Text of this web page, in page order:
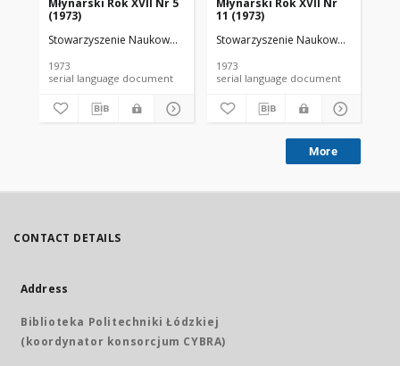
Młynarski Rok XVII Nr 5
(1973)
Stowarzyszenie Naukowo-Techniczne Inżynierów i Techników
1973
serial language document
Młynarski Rok XVII Nr
11 (1973)
Stowarzyszenie Naukowo-
1973
serial language document
More
CONTACT DETAILS
Address
Biblioteka Politechniki Łódzkiej
(koordynator konsorcjum CYBRA)